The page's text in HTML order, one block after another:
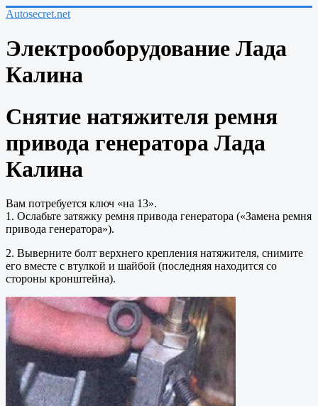
Autosecret.net
Электрооборудование Лада
Калина
Снятие натяжителя ремня
привода генератора Лада
Калина
Вам потребуется ключ «на 13».
1. Ослабьте затяжку ремня привода генератора («Замена ремня
привода генератора»).
2. Выверните болт верхнего крепления натяжителя, снимите
его вместе с втулкой и шайбой (последняя находится со
стороны кронштейна).